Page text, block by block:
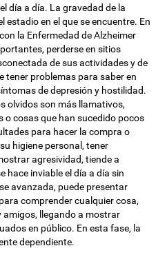
día a día. La gravedad de la
estadio en el que se encuentre. En
la Enfermedad de Alzheimer
perderse en sitios
de sus actividades y de
tener problemas para saber en
de depresión y hostilidad.
olvidos son más llamativos,
o cosas que han sucedido pocos
para hacer la compra o
higiene personal, tener
agresividad, tiende a
hace inviable el día a día sin
avanzada, puede presentar
comprender cualquier cosa,
amigos, llegando a mostrar
en público. En esta fase, la
dependiente.